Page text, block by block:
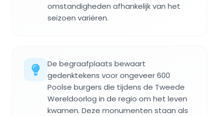
omstandigheden afhankelijk van het
seizoen variëren.
De begraafplaats bewaart
gedenktekens voor ongeveer 600
Poolse burgers die tijdens de Tweede
Wereldoorlog in de regio om het leven
kwamen. Deze monumenten staan als